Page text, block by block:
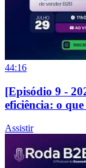
44:16
[Episódio 9 -
eficiência: o
Assistir